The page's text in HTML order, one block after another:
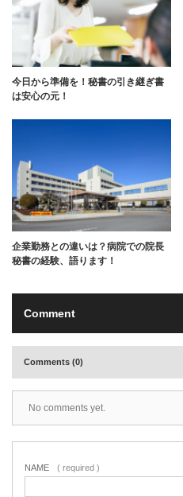
今日から準備を！秘書の引き継ぎ書
は安心の元！
企業勤務との違いは？病院での院長
秘書の経験、語ります！
Comment
Comments (0)
No comments yet.
NAME ( required )